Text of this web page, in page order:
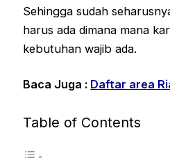
Sehingga sudah
harus ada dimana mana
kebutuhan wajib ada.
Baca Juga : Daftar area
Table of Contents